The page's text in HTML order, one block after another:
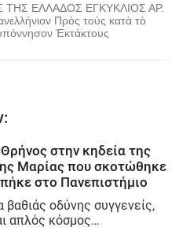
ΕΛΛΑΔΟΣ ΕΓΚΥΚΛΙΟΣ ΑΡ.
Πρὸς τοὺς κατὰ τὸ
Ἐκτάκτους